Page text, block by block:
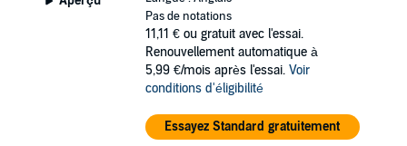
Pas de notations
11,11 € ou gratuit avec l'essai.
Renouvellement automatique à
5,99 €/mois après l'essai. Voir
conditions d'éligibilité
Essayez Standard gratuitement